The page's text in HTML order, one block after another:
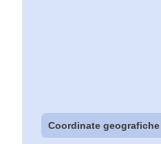
Coordinate geografiche